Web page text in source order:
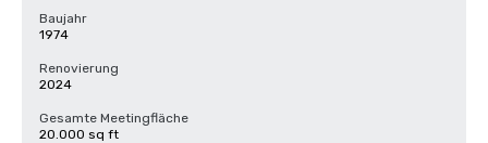
Baujahr
1974
Renovierung
2024
Gesamte Meetingfläche
20.000 sq ft